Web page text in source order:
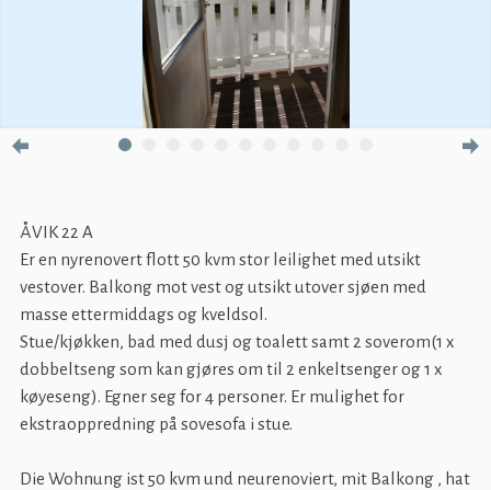
ÅVIK 22 A
Er en nyrenovert flott 50 kvm stor leilighet med utsikt
vestover. Balkong mot vest og utsikt utover sjøen med
masse ettermiddags og kveldsol.
Stue/kjøkken, bad med dusj og toalett samt 2 soverom(1 x
dobbeltseng som kan gjøres om til 2 enkeltsenger og 1 x
køyeseng). Egner seg for 4 personer. Er mulighet for
ekstraoppredning på sovesofa i stue.
Die Wohnung ist 50 kvm und neurenoviert, mit Balkong , hat